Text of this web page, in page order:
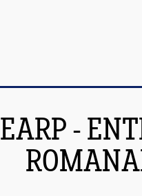
EARP -